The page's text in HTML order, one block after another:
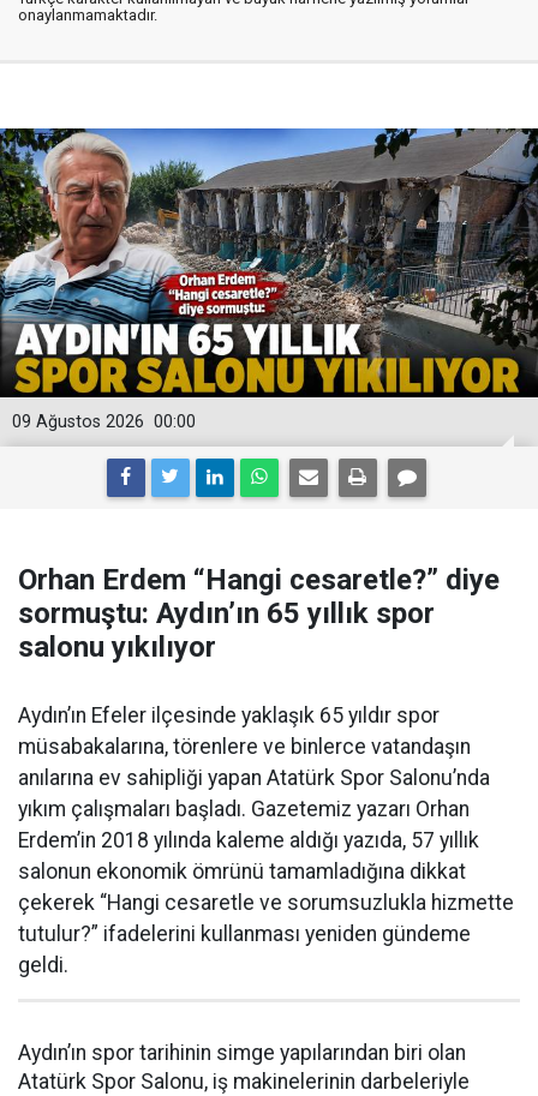
onaylanmamaktadır.
00:00
09 Ağustos 2026
Orhan Erdem “Hangi cesaretle?” diye
sormuştu: Aydın’ın 65 yıllık spor
salonu yıkılıyor
Aydın’ın Efeler ilçesinde yaklaşık 65 yıldır spor
müsabakalarına, törenlere ve binlerce vatandaşın
anılarına ev sahipliği yapan Atatürk Spor Salonu’nda
yıkım çalışmaları başladı. Gazetemiz yazarı Orhan
Erdem’in 2018 yılında kaleme aldığı yazıda, 57 yıllık
salonun ekonomik ömrünü tamamladığına dikkat
çekerek “Hangi cesaretle ve sorumsuzlukla hizmette
tutulur?” ifadelerini kullanması yeniden gündeme
geldi.
Aydın’ın spor tarihinin simge yapılarından biri olan
Atatürk Spor Salonu, iş makinelerinin darbeleriyle